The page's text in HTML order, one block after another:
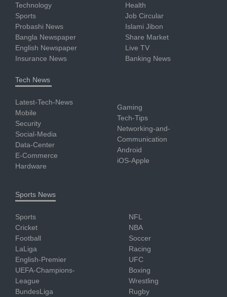
Technology
Sports
Probashi News
Bangla Newspaper
English Newspaper
Insurance News
Health
Job Circular
Islami Jibon
Share Market
Live TV
Banking News
Tech News
Latest-Tech-News
Mobile
Security
Social-Media
Data-Center
E-Commerce
Hardware
Gaming
Tech-Tips
Networking-and-
Communication
Android
iOS-Apple
Sports News
Sports
Cricket
Football
LaLiga
English-Premier
UEFA-Champions-
League
BundesLiga
NFL
NBA
Soccer
Racing
UFC
Boxing
Wrestling
Rugby